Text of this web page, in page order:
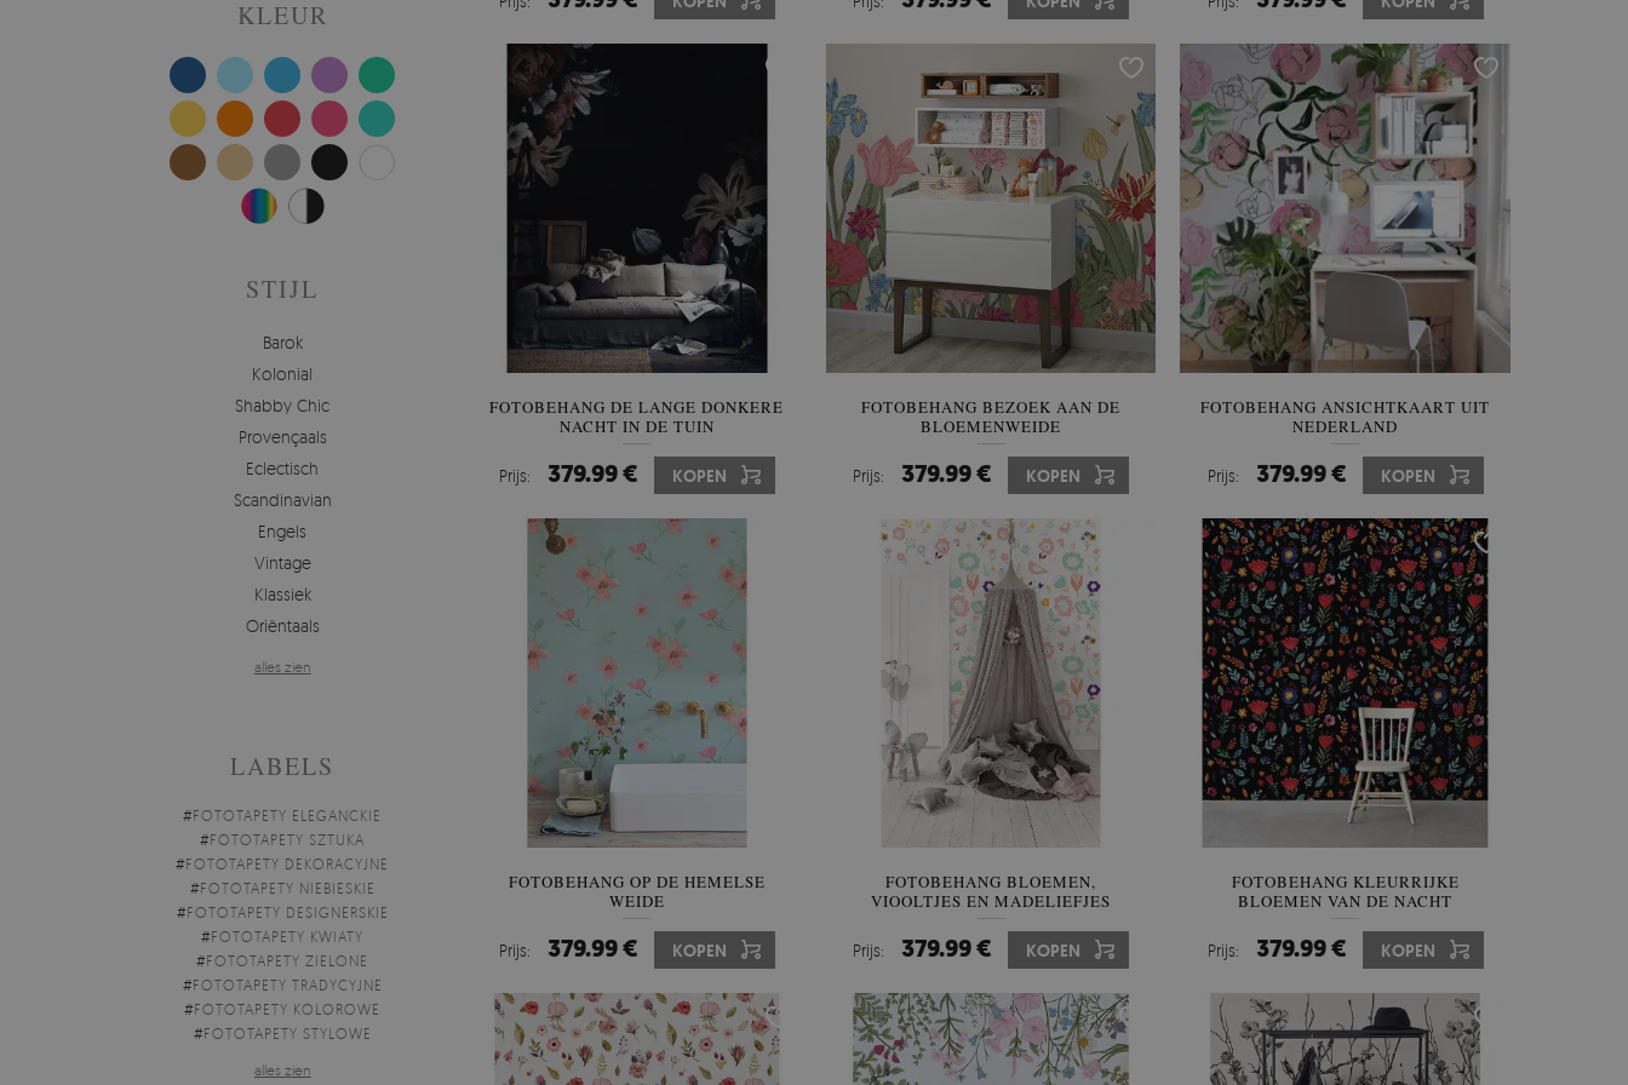
KLEUR
STIJL
Barok
Kolonial
Shabby Chic
Provençaals
Eclectisch
Scandinavian
Engels
Vintage
Klassiek
Oriëntaals
alles zien
LABELS
#FOTOTAPETY ELEGANCKIE
#FOTOTAPETY SZTUKA
#FOTOTAPETY DEKORACYJNE
#FOTOTAPETY NIEBIESKIE
#FOTOTAPETY DESIGNERSKIE
#FOTOTAPETY KWIATY
#FOTOTAPETY ZIELONE
#FOTOTAPETY TRADYCYJNE
#FOTOTAPETY KOLOROWE
#FOTOTAPETY STYLOWE
alles zien
FOTOBEHANG DE LANGE DONKERE
NACHT IN DE TUIN
Prijs: 379.99 € KOPEN
FOTOBEHANG BEZOEK AAN DE
BLOEMENWEIDE
Prijs: 379.99 € KOPEN
FOTOBEHANG ANSICHTKAART UIT
NEDERLAND
Prijs: 379.99 € KOPEN
FOTOBEHANG OP DE HEMELSE
WEIDE
Prijs: 379.99 € KOPEN
FOTOBEHANG BLOEMEN,
VIOOLTJES EN MADELIEFJES
Prijs: 379.99 € KOPEN
FOTOBEHANG KLEURRIJKE
BLOEMEN VAN DE NACHT
Prijs: 379.99 € KOPEN